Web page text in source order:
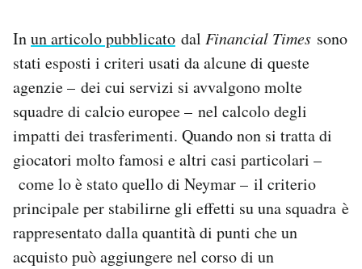
Inun articolo pubblicato dal Financial Times sono
stati esposti i criteri usati da alcune di queste
agenzie – dei cui servizi si avvalgono molte
squadre di calcio europee – nel calcolo degli
impatti dei trasferimenti. Quando non si tratta di
giocatori molto famosi e altri casi particolari –
come lo è stato quello di Neymar – il criterio
principale per stabilirne gli effetti su una squadra è
rappresentato dalla quantità di punti che un
acquisto può aggiungere nel corso di un